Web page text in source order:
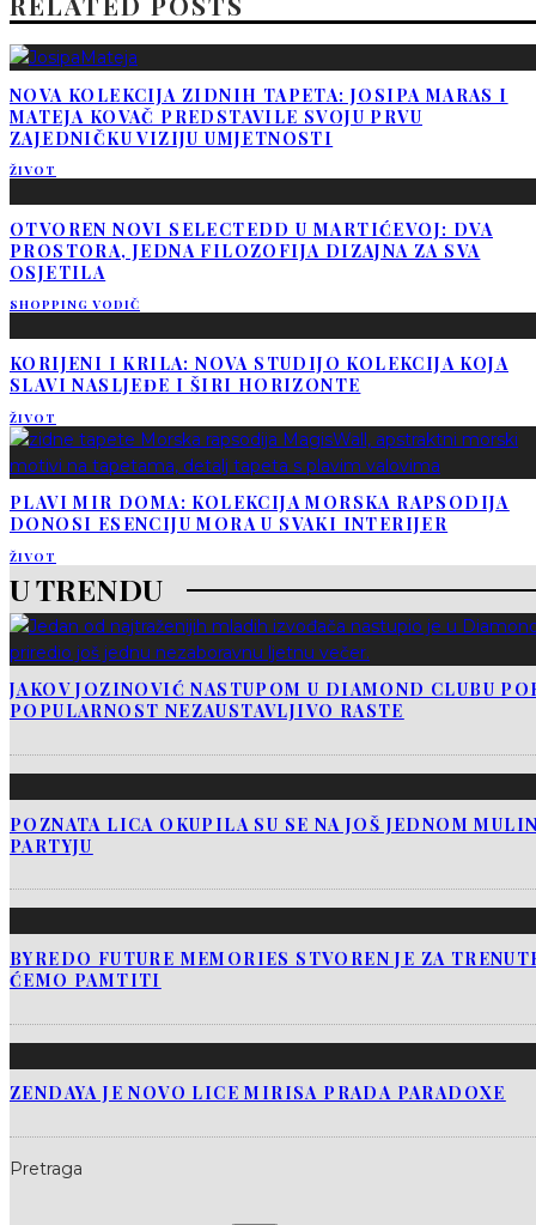
NOVA KOLEKCIJA ZIDNIH TAPETA: JOSIPA MARAS I
MATEJA KOVAČ PREDSTAVILE SVOJU PRVU
ZAJEDNIČKU VIZIJU UMJETNOSTI
ŽIVOT
OTVOREN NOVI SELECTEDD U MARTIĆEVOJ: DVA
PROSTORA, JEDNA FILOZOFIJA DIZAJNA ZA SVA
OSJETILA
SHOPPING VODIČ
KORIJENI I KRILA: NOVA STUDIJO KOLEKCIJA KOJA
SLAVI NASLJEĐE I ŠIRI HORIZONTE
ŽIVOT
PLAVI MIR DOMA: KOLEKCIJA MORSKA RAPSODIJA
DONOSI ESENCIJU MORA U SVAKI INTERIJER
ŽIVOT
U TRENDU
JAKOV JOZINOVIĆ NASTUPOM U DIAMOND CLUBU
POPULARNOST NEZAUSTAVLJIVO RASTE
POZNATA LICA OKUPILA SU SE NA JOŠ JEDNOM
PARTYJU
BYREDO FUTURE MEMORIES STVOREN JE ZA
ĆEMO PAMTITI
ZENDAYA JE NOVO LICE MIRISA PRADA PARADOXE
Pretraga